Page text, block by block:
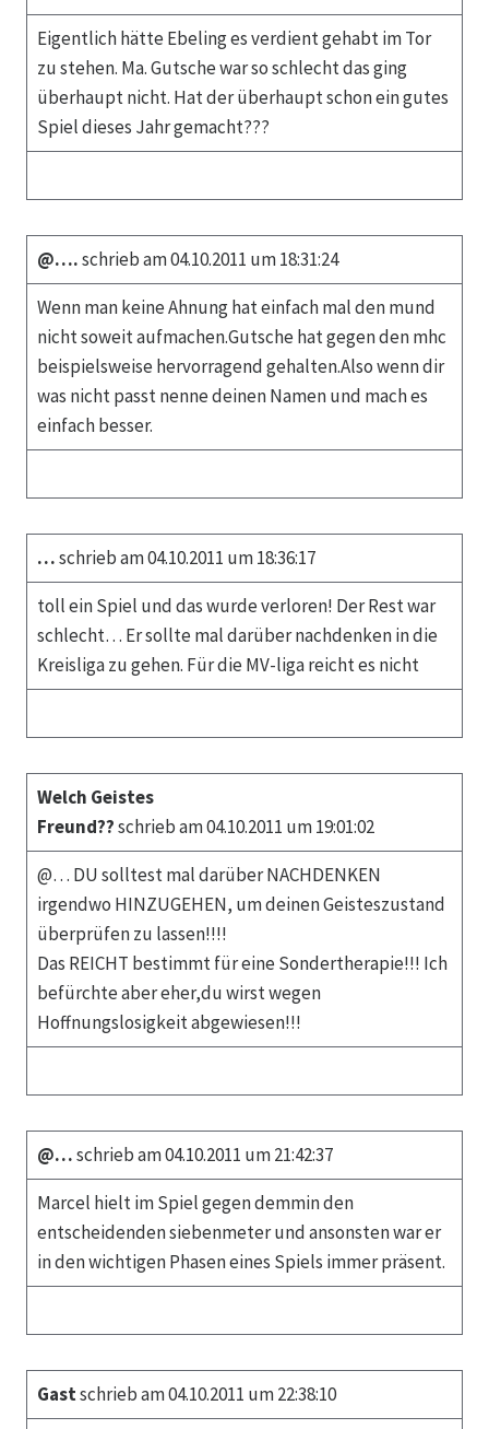
Eigentlich hätte Ebeling es verdient gehabt im Tor
zu stehen. Ma. Gutsche war so schlecht das ging
überhaupt nicht. Hat der überhaupt schon ein gutes
Spiel dieses Jahr gemacht???
@….schrieb am 04.10.2011 um 18:31:24
Wenn man keine Ahnung hat einfach mal den mund
nicht soweit aufmachen.Gutsche hat gegen den mhc
beispielsweise hervorragend gehalten.Also wenn dir
was nicht passt nenne deinen Namen und mach es
einfach besser.
…schrieb am 04.10.2011 um 18:36:17
toll ein Spiel und das wurde verloren! Der Rest war
schlecht… Er sollte mal darüber nachdenken in die
Kreisliga zu gehen. Für die MV-liga reicht es nicht
Welch Geistes
Freund??schrieb am 04.10.2011 um 19:01:02
@… DU solltest mal darüber NACHDENKEN
irgendwo HINZUGEHEN, um deinen Geisteszustand
überprüfen zu lassen!!!!
Das REICHT bestimmt für eine Sondertherapie!!! Ich
befürchte aber eher,du wirst wegen
Hoffnungslosigkeit abgewiesen!!!
@…schrieb am 04.10.2011 um 21:42:37
Marcel hielt im Spiel gegen demmin den
entscheidenden siebenmeter und ansonsten war er
in den wichtigen Phasen eines Spiels immer präsent.
Gastschrieb am 04.10.2011 um 22:38:10